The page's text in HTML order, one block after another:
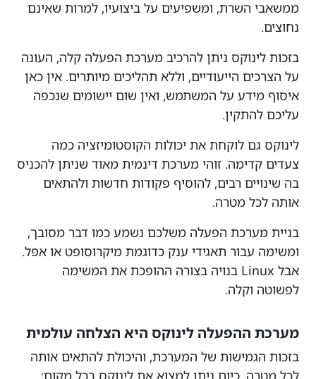
ממשאבי השרת, ומשפיעים על ביצועיו, למרות שאינם
נחוצים.
בזכות לינוקס ניתן להרכיב מערכת הפעלה קלה, העונה
על הצרכים הייעודיים, וללא תהליכים מיותרים. אין כאן
איסוף מידע על המשתמש, ואין שום יישומים שנכפה
עליכם להתקין.
לינוקס גם לוקחת את יכולות הקוסטומיזציה כמה
צעדים קדימה. זוהי מערכת דינמית מאוד שניתן להכניס
בה שינויים רבים, להוסיף פקודות חדשות ולהתאים
אותה לכל מטרה.
בניית מערכת הפעלה משלכם נשמע כמו דבר מסובך,
ומשימה עבור תאגידי ענק כדוגמת מיקרוסופט או אפל.
אבל Linux בנויה בצורה ההופכת את המשימה
לפשוטה וקלה.
מערכת ההפעלה לינוקס היא הצלחה עולמית
בזכות הגמישות של המערכת, והיכולת להתאים אותה
לכל מטרה, כיום ניתן למצוא את לינוקס בכל מקום;